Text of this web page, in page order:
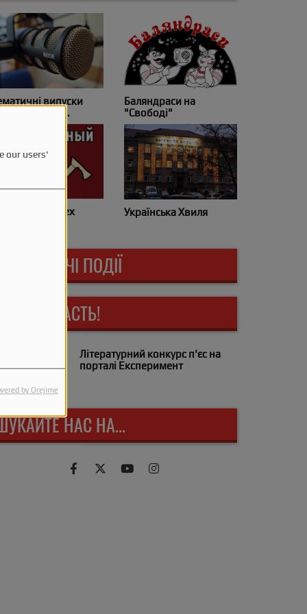
our users'
by Orejime
випуски
радіо
цех
Баляндраси на
"Свободі"
Українська Хвиля
НАЙБЛИЖЧІ ПОДІЇ
БЕРІТЬ УЧАСТЬ!
Літературний конкурс п'єс на
порталі Експеримент
НАС НА...